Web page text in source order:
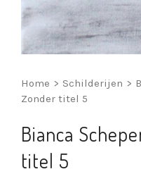
Home > Schilderijen >
Zonder titel 5
Bianca
titel 5